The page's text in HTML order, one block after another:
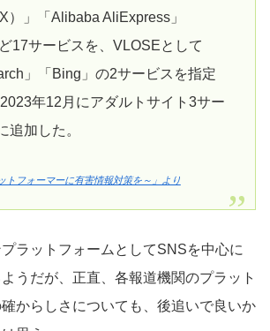
）」「Alibaba AliExpress」
ど17サービスを、VLOSEとして
」「Bing」の2サービスを指定
年12月にアダルトサイト3サー
追加した。
トフォーマーに有害情報対策を～」より
ラットフォームとしてSNSを中心に
うだが、正直、各報道機関のプラット
からしさについても、後追いで良いか